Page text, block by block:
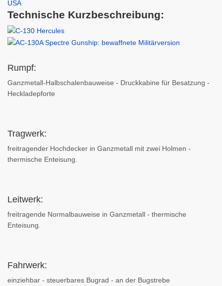
Technische Kurzbeschreibung:
Rumpf:
Ganzmetall-Halbschalenbauweise - Druckkabine für Besatzung -
Heckladepforte
Tragwerk:
freitragender Hochdecker in Ganzmetall mit zwei Holmen -
thermische Enteisung.
Leitwerk:
freitragende Normalbauweise in Ganzmetall - thermische
Enteisung.
Fahrwerk:
einziehbar - steuerbares Bugrad - an der Bugstrebe